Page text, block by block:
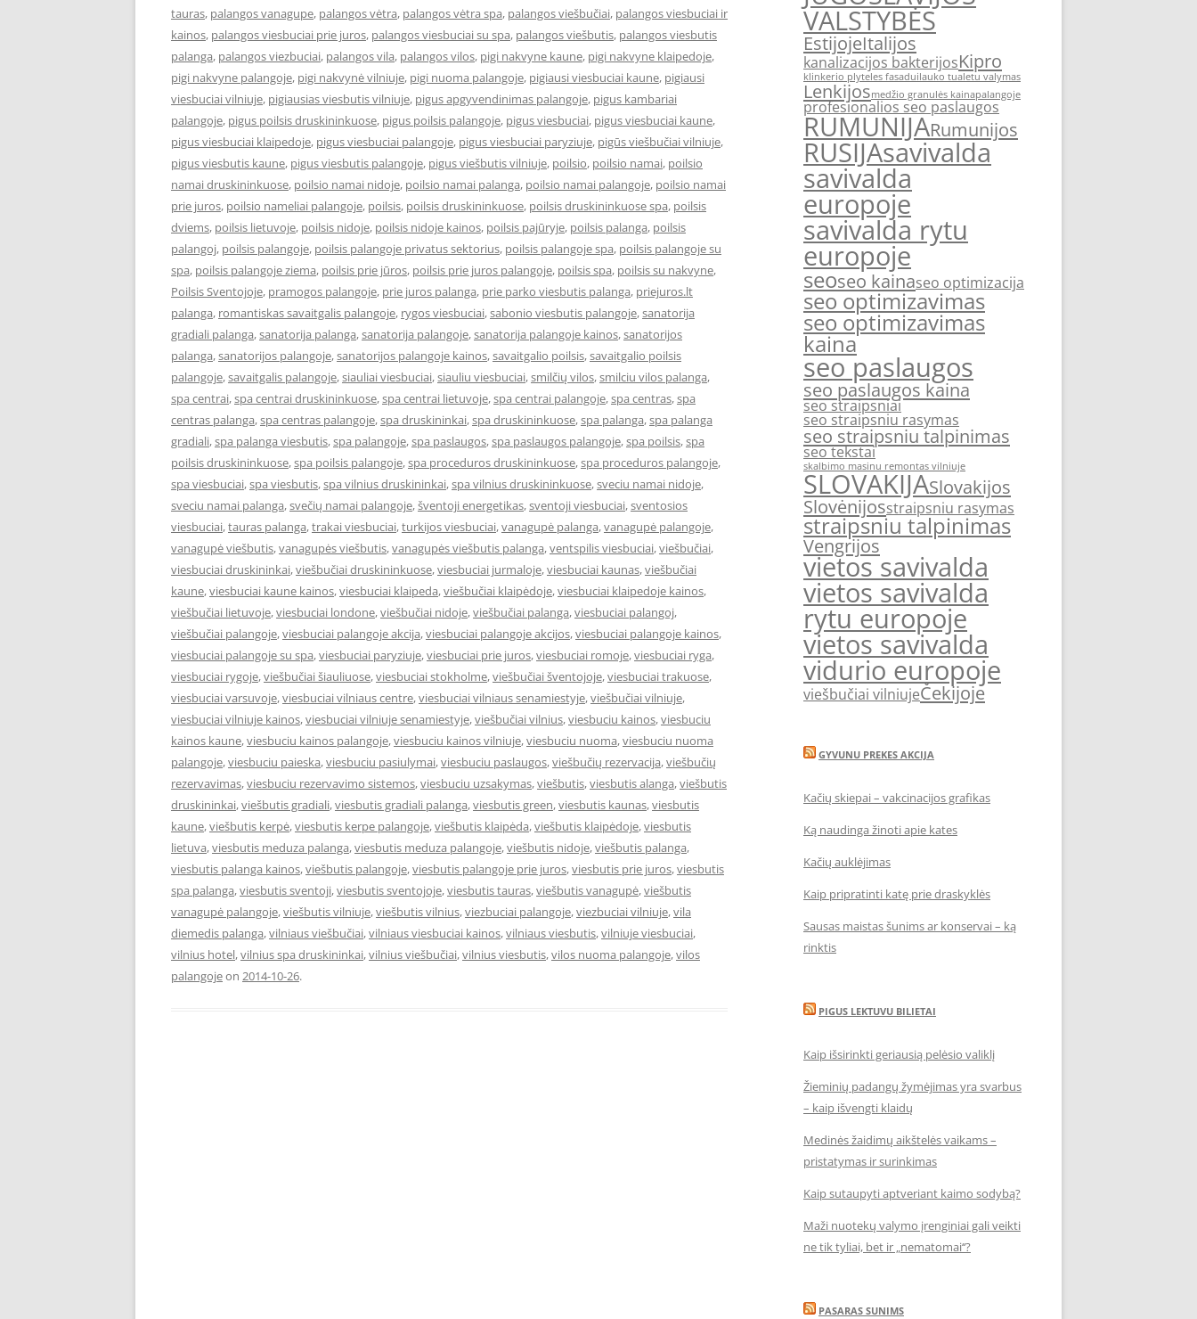
tauras, palangos vanagupe, palangos vėtra, palangos vėtra spa, palangos viešbučiai, palangos viesbuciai ir
kainos, palangos viesbuciai prie juros, palangos viesbuciai su spa, palangos viešbutis, palangos viesbutis
palanga, palangos viezbuciai, palangos vila, palangos vilos, pigi nakvyne kaune, pigi nakvyne klaipedoje,
pigi nakvyne palangoje, pigi nakvynė vilniuje, pigi nuoma palangoje, pigiausi viesbuciai kaune, pigiausi
viesbuciai vilniuje, pigiausias viesbutis vilniuje, pigus apgyvendinimas palangoje, pigus kambariai
palangoje, pigus poilsis druskininkuose, pigus poilsis palangoje, pigus viesbuciai, pigus viesbuciai kaune,
pigus viesbuciai klaipedoje, pigus viesbuciai palangoje, pigus viesbuciai paryziuje, pigūs viešbučiai vilniuje,
pigus viesbutis kaune, pigus viesbutis palangoje, pigus viešbutis vilniuje, poilsio, poilsio namai, poilsio
namai druskininkuose, poilsio namai nidoje, poilsio namai palanga, poilsio namai palangoje, poilsio namai
prie juros, poilsio nameliai palangoje, poilsis, poilsis druskininkuose, poilsis druskininkuose spa, poilsis
dviems, poilsis lietuvoje, poilsis nidoje, poilsis nidoje kainos, poilsis pajūryje, poilsis palanga, poilsis
palangoj, poilsis palangoje, poilsis palangoje privatus sektorius, poilsis palangoje spa, poilsis palangoje su
spa, poilsis palangoje ziema, poilsis prie jūros, poilsis prie juros palangoje, poilsis spa, poilsis su nakvyne,
Poilsis Sventojoje, pramogos palangoje, prie juros palanga, prie parko viesbutis palanga, priejuros.lt
palanga, romantiskas savaitgalis palangoje, rygos viesbuciai,sabonio viesbutis palangoje,sanatorija
gradiali palanga,sanatorija palanga,sanatorija palangoje,sanatorija palangoje kainos,sanatorijos
palanga,sanatorijos palangoje,sanatorijos palangoje kainos,savaitgalio poilsis,savaitgalio poilsis
palangoje,savaitgalis palangoje,siauliai viesbuciai,siauliu viesbuciai,smilčių vilos,smilciu vilos palanga,
spa centrai,spa centrai druskininkuose,spa centrai lietuvoje,spa centrai palangoje,spa centras,spa
centras palanga,spa centras palangoje,spa druskininkai,spa druskininkuose,spa palanga,spa palanga
gradiali,spa palanga viesbutis,spa palangoje,spa paslaugos,spa paslaugos palangoje,spa poilsis,spa
poilsis druskininkuose,spa poilsis palangoje,spa proceduros druskininkuose,spa proceduros palangoje,
spa viesbuciai,spa viesbutis,spa vilnius druskininkai,spa vilnius druskininkuose,sveciu namai nidoje,
sveciu namai palanga,svečių namai palangoje,šventoji energetikas,sventoji viesbuciai,sventosios
viesbuciai,tauras palanga,trakai viesbuciai,turkijos viesbuciai,vanagupė palanga,vanagupė palangoje,
vanagupė viešbutis,vanagupės viešbutis,vanagupės viešbutis palanga,ventspilis viesbuciai,viešbučiai,
viesbuciai druskininkai,viešbučiai druskininkuose,viesbuciai jurmaloje,viesbuciai kaunas,viešbučiai
kaune,viesbuciai kaune kainos,viesbuciai klaipeda,viešbučiai klaipėdoje,viesbuciai klaipedoje kainos,
viešbučiai lietuvoje,viesbuciai londone,viešbučiai nidoje,viešbučiai palanga,viesbuciai palangoj,
viešbučiai palangoje,viesbuciai palangoje akcija,viesbuciai palangoje akcijos,viesbuciai palangoje kainos,
viesbuciai palangoje su spa,viesbuciai paryziuje,viesbuciai prie juros,viesbuciai romoje,viesbuciai ryga,
viesbuciai rygoje,viešbučiai šiauliuose,viesbuciai stokholme,viešbučiai šventojoje,viesbuciai trakuose,
viesbuciai varsuvoje,viesbuciai vilniaus centre,viesbuciai vilniaus senamiestyje,viešbučiai vilniuje,
viesbuciai vilniuje kainos,viesbuciai vilniuje senamiestyje,viešbučiai vilnius,viesbuciu kainos,viesbuciu
kainos kaune,viesbuciu kainos palangoje,viesbuciu kainos vilniuje,viesbuciu nuoma,viesbuciu nuoma
palangoje,viesbuciu paieska,viesbuciu pasiulymai,viesbuciu paslaugos,viešbučių rezervacija,viešbučių
rezervavimas,viesbuciu rezervavimo sistemos,viesbuciu uzsakymas,viešbutis,viesbutis alanga,viešbutis
druskininkai,viešbutis gradiali,viesbutis gradiali palanga,viesbutis green,viesbutis kaunas,viesbutis
kaune,viešbutis kerpė,viesbutis kerpe palangoje,viešbutis klaipėda,viešbutis klaipėdoje,viesbutis
lietuva,viesbutis meduza palanga,viesbutis meduza palangoje,viešbutis nidoje,viešbutis palanga,
viesbutis palanga kainos,viešbutis palangoje,viesbutis palangoje prie juros,viesbutis prie juros,viesbutis
spa palanga,viesbutis sventoji,viesbutis sventojoje,viesbutis tauras,viešbutis vanagupė,viešbutis
vanagupė palangoje,viešbutis vilniuje,viešbutis vilnius,viezbuciai palangoje,viezbuciai vilniuje,vila
diemedis palanga,vilniaus viešbučiai,vilniaus viesbuciai kainos,vilniaus viesbutis,vilniuje viesbuciai,
vilnius hotel,vilnius spa druskininkai,vilnius viešbučiai,vilnius viesbutis,vilos nuoma palangoje,vilos
palangojeon 2014-10-26.
VALSTYBĖS
EstijojeItalijos
kanalizacijos bakterijosKipro
klinkerio plyteles fasaduilauko tualetu valymas
Lenkijosmedžio granulės kainapalangoje
profesionalios seo paslaugos
RUMUNIJARumunijos
RUSIJAsavivalda
savivalda
europoje
savivalda rytu
europoje
seoseo kainaseo optimizacija
seo optimizavimas
seo optimizavimas
kaina
seo paslaugos
seo paslaugos kaina
seo straipsniai
seo straipsniu rasymas
seo straipsniu talpinimas
seo tekstai
skalbimo masinu remontas vilniuje
SLOVAKIJASlovakijos
Slovėnijosstraipsniu rasymas
straipsniu talpinimas
Vengrijos
vietos savivalda
vietos savivalda
rytu europoje
vietos savivalda
vidurio europoje
viešbučiai vilniujeČekijoje
GYVUNU PREKES AKCIJA
Kačių skiepai – vakcinacijos grafikas
Ką naudinga žinoti apie kates
Kačių auklėjimas
Kaip pripratinti katę prie draskyklės
Sausas maistas šunims ar konservai – ką
rinktis
PIGUS LEKTUVU BILIETAI
Kaip išsirinkti geriausią pelėsio valiklį
Žieminių padangų žymėjimas yra svarbus
– kaip išvengti klaidų
Medinės žaidimų aikštelės vaikams –
pristatymas ir surinkimas
Kaip sutaupyti aptveriant kaimo sodybą?
Maži nuotekų valymo įrenginiai gali veikti
ne tik tyliai, bet ir „nematomai‘‘?
PASARAS SUNIMS